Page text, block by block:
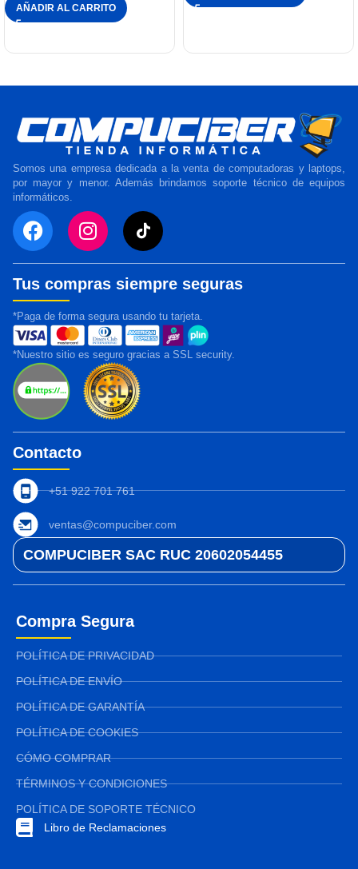
AÑADIR AL CARRITO
Somos una empresa dedicada a la venta de computadoras y laptops,
por mayor y menor. Además brindamos soporte técnico de equipos
informáticos.
Tus compras siempre seguras
*Paga de forma segura usando tu tarjeta.
*Nuestro sitio es seguro gracias a SSL security.
Contacto
+51 922 701 761
ventas@compuciber.com
COMPUCIBER SAC RUC 20602054455
Compra Segura
POLÍTICA DE PRIVACIDAD
POLÍTICA DE ENVÍO
POLÍTICA DE GARANTÍA
POLÍTICA DE COOKIES
CÓMO COMPRAR
TÉRMINOS Y CONDICIONES
POLÍTICA DE SOPORTE TÉCNICO
Libro de Reclamaciones